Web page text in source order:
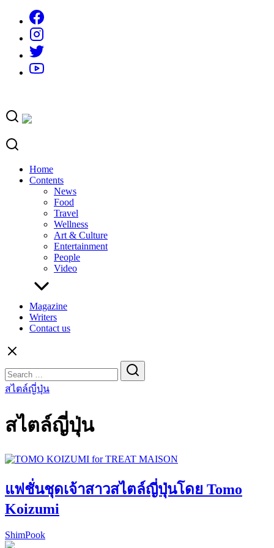
content
Home
Contents
News
Food
Travel
Wellness
Art & Culture
Entertainment
People
Video
Magazine
Writers
Contact us
for:
สไตล์ญี่ปุ่น
สไตล์ญี่ปุ่น
แฟชั่นชุดเจ้าสาวสไตล์ญี่ปุ่นโดย Tomo
Koizumi
ShimPook